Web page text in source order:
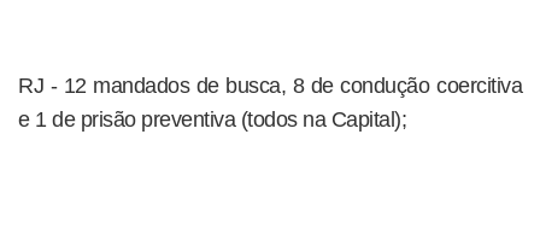
RJ - 12 mandados de busca, 8 de condução coercitiva
e 1 de prisão preventiva (todos na Capital);